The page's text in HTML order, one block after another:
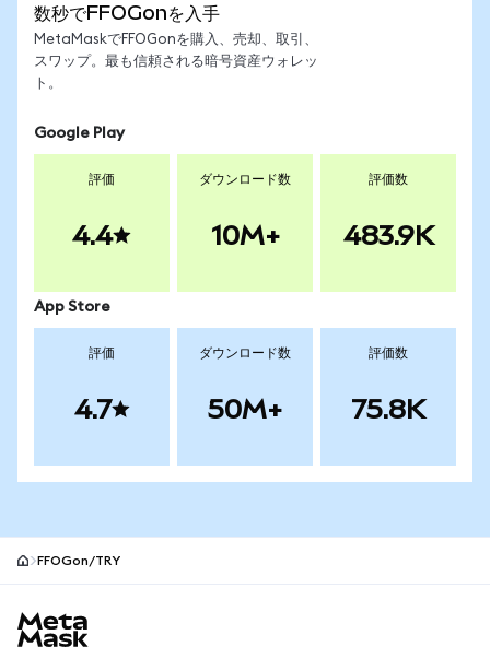
数秒でFFOGonを入手
MetaMaskでFFOGonを購入、売却、取引、
スワップ。最も信頼される暗号資産ウォレッ
ト。
Google Play
評価
4.4
ダウンロード数
10M+
評価数
483.9K
App Store
評価
4.7
ダウンロード数
50M+
評価数
75.8K
FFOGon/TRY